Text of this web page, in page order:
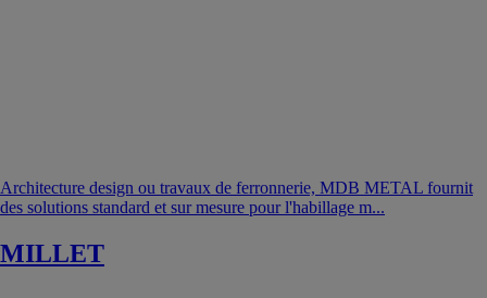
Architecture design ou travaux de ferronnerie, MDB METAL fournit
des solutions standard et sur mesure pour l'habillage m...
MILLET